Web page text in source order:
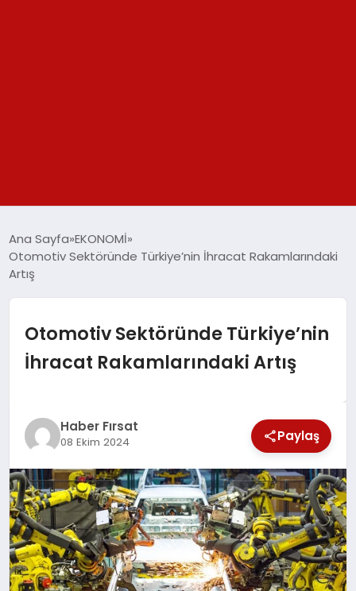
SPOR
TEKNOLOJİ
EKONOMİ
MAGAZİN
EĞİTİM
DÜNYA
Ana Sayfa EKONOMİ
Otomotiv Sektöründe Türkiye’nin İhracat Rakamlarındaki
Artış
Otomotiv Sektöründe Türkiye’nin
İhracat Rakamlarındaki Artış
Haber Fırsat
08 Ekim 2024 Paylaş